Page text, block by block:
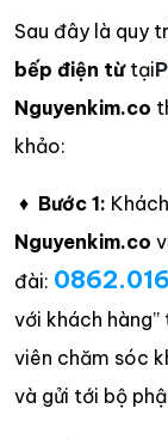
Sau đây là quy
bếp điện từ tại
Nguyenkim.co
khảo:
♦ Bước 1:
Nguyenkim.co
đài:
với khách
viên chăm sóc
và gửi tới bộ